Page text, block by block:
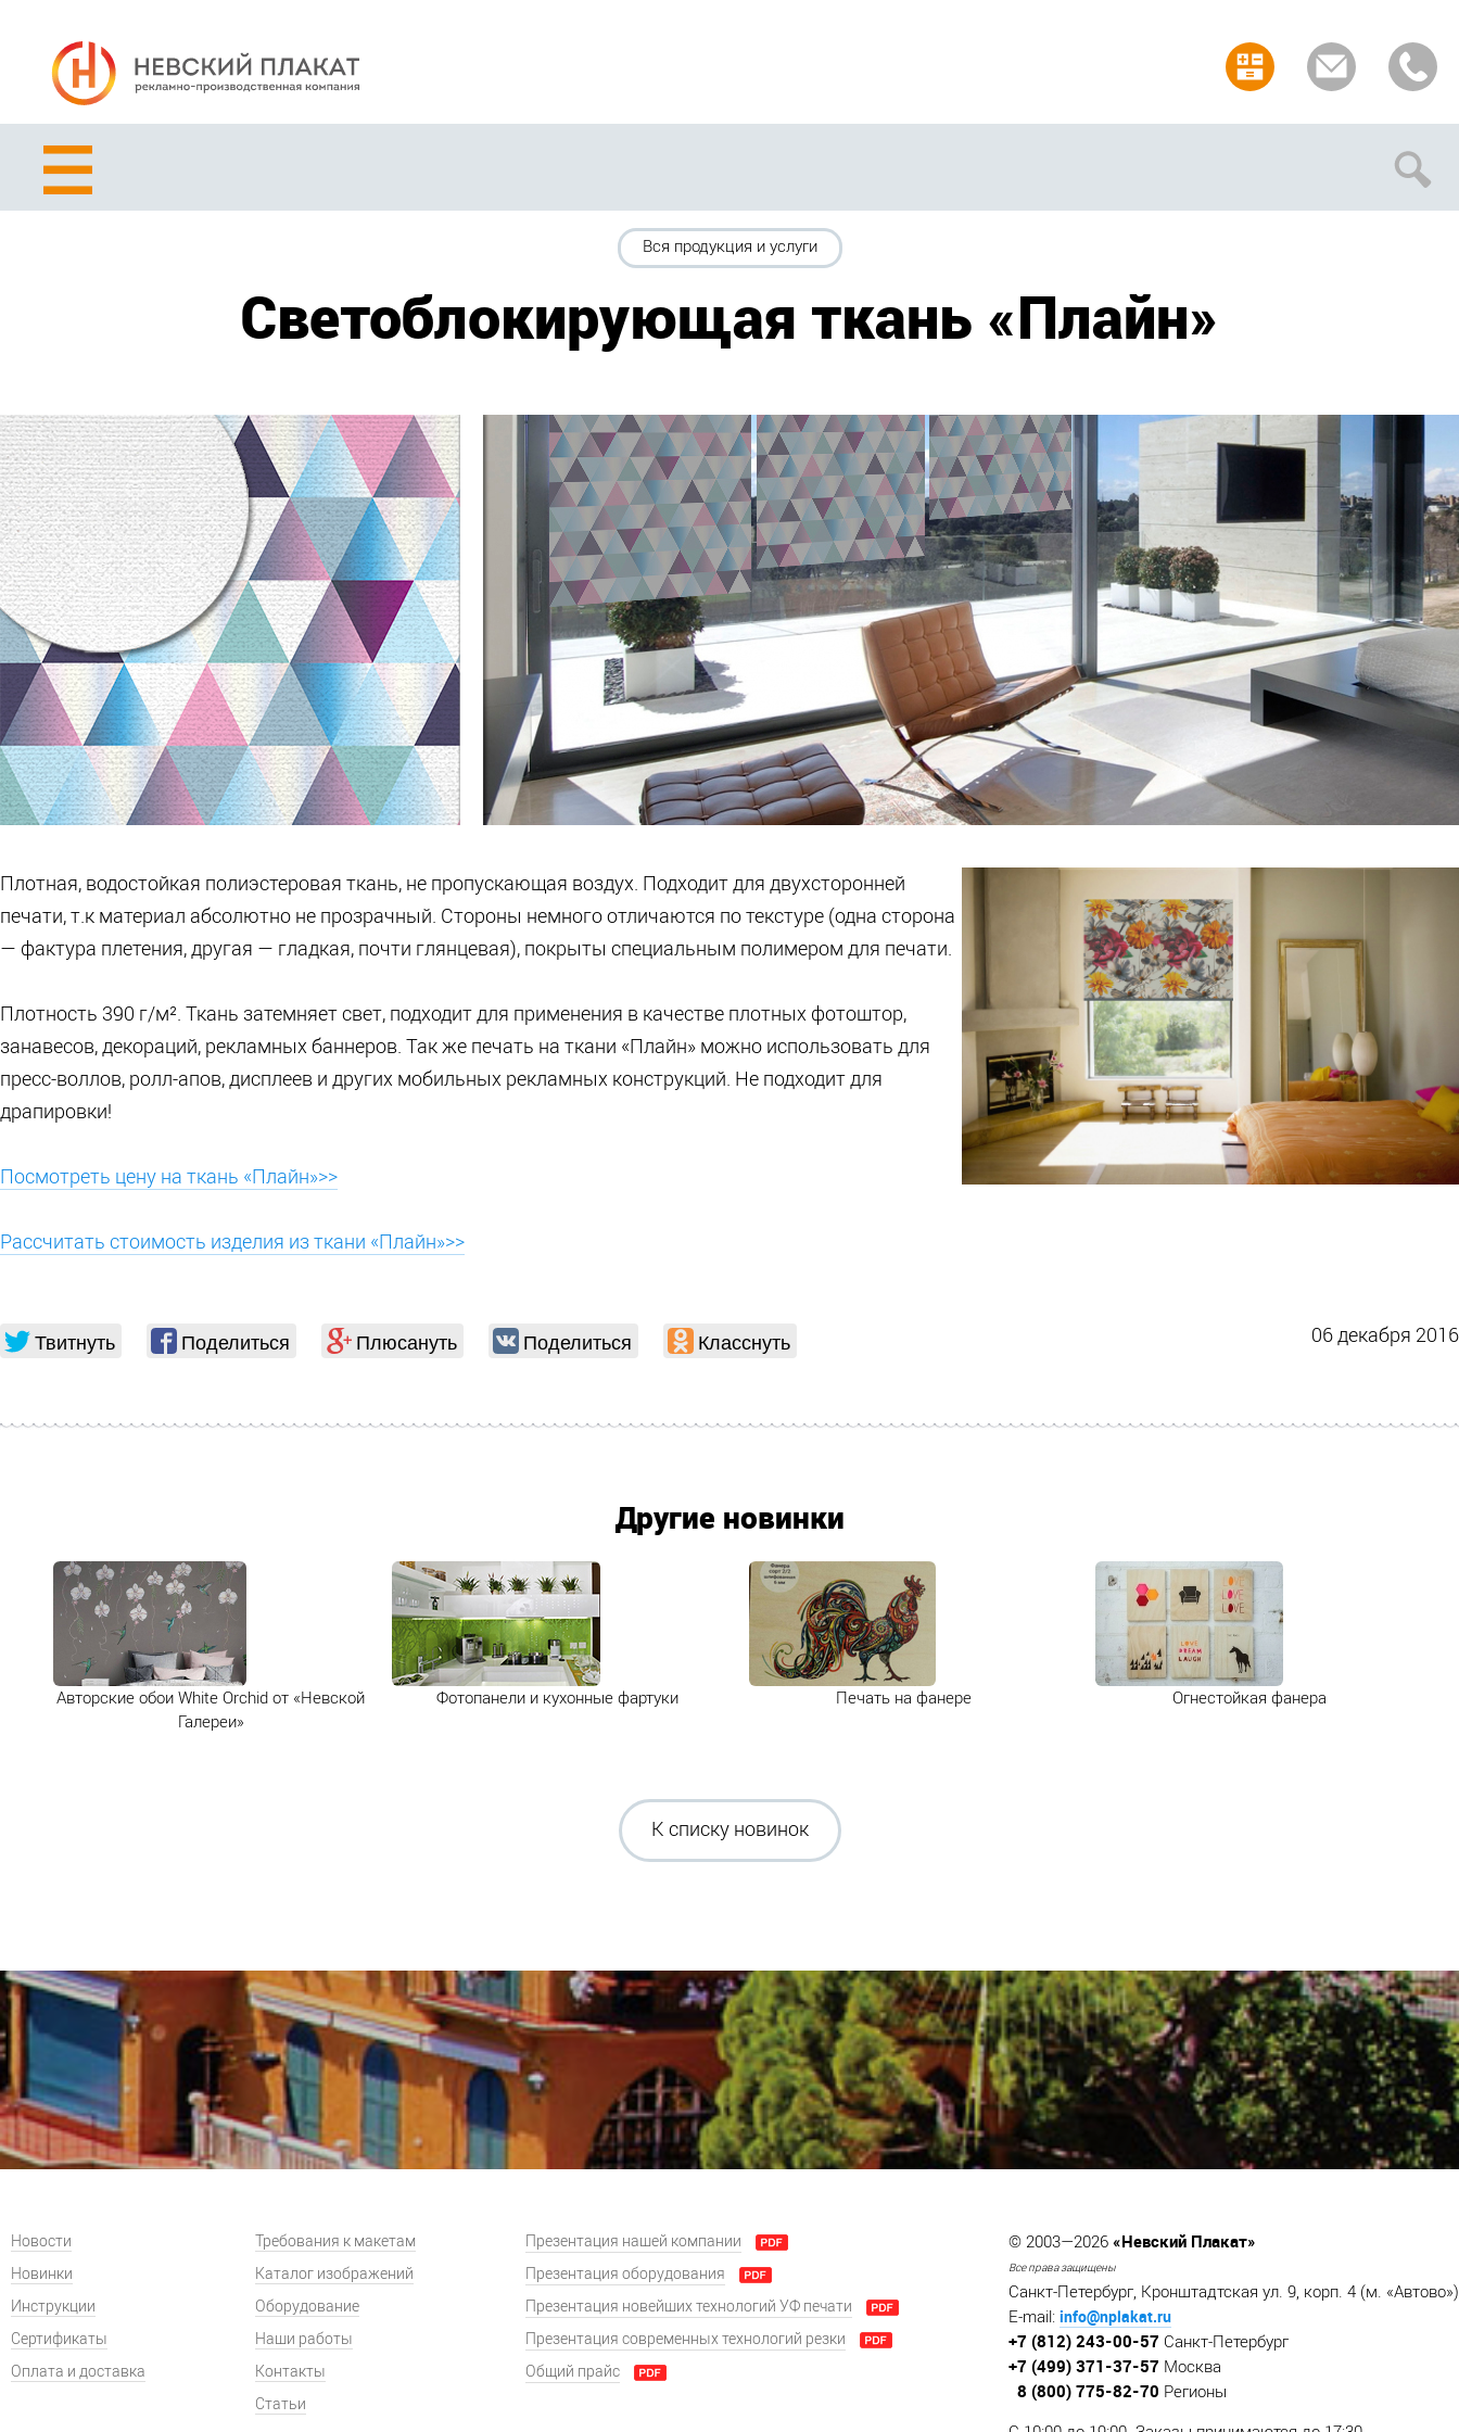
Отмена
Вся продукция и услуги
Светоблокирующая ткань «Плайн»
Плотная, водостойкая полиэстеровая ткань, не пропускающая воздух. Подходит для двухсторонней
печати, т.к материал абсолютно не прозрачный. Стороны немного отличаются по текстуре (одна сторона
— фактура плетения, другая — гладкая, почти глянцевая), покрыты специальным полимером для печати.
Плотность 390 г/м². Ткань затемняет свет, подходит для применения в качестве плотных фотоштор,
занавесов, декораций, рекламных баннеров. Так же печать на ткани «Плайн» можно использовать для
пресс-воллов, ролл-апов, дисплеев и других мобильных рекламных конструкций. Не подходит для
драпировки!
Посмотреть цену на ткань «Плайн»>>
Рассчитать стоимость изделия из ткани «Плайн»>>
Твитнуть Поделиться Плюсануть Поделиться Класснуть 06 декабря 2016
Другие новинки
Авторские обои White Orchid от «‎Невской
Галереи»
Фотопанели и кухонные фартуки Печать на фанере Огнестойкая фанера
К списку новинок
Новости
Новинки
Инструкции
Сертификаты
Оплата и доставка
Требования к макетам
Каталог изображений
Оборудование
Наши работы
Контакты
Статьи
Презентация нашей компании
Презентация оборудования
Презентация новейших технологий УФ печати
Презентация современных технологий резки
Общий прайс
© 2003—2026 «Невский Плакат»
Все права защищены
Санкт-Петербург, Кронштадтская ул. 9, корп. 4 (м. «Автово»)
E-mail: info@nplakat.ru
+7 (812) 243-00-57 Санкт-Петербург
+7 (499) 371-37-57 Москва
8 (800) 775-82-70 Регионы